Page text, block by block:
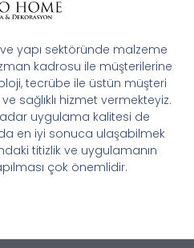
yapı sektöründe malzeme
kadrosu ile müşterilerine
tecrübe ile üstün müşteri
sağlıklı hizmet vermekteyiz.
uygulama kalitesi de
en iyi sonuca ulaşabilmek
titizlik ve uygulamanın
çok önemlidir.